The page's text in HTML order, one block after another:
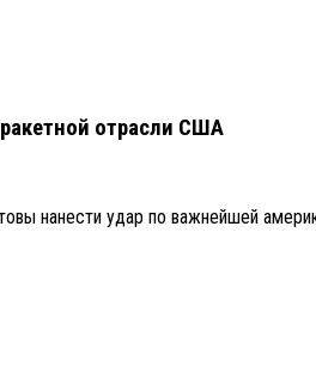
отрасли США
нанести удар по важнейшей